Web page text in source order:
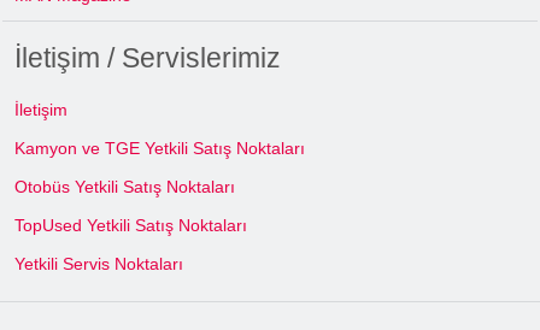
İletişim / Servislerimiz
İletişim
Kamyon ve TGE Yetkili Satış Noktaları
Otobüs Yetkili Satış Noktaları
TopUsed Yetkili Satış Noktaları
Yetkili Servis Noktaları